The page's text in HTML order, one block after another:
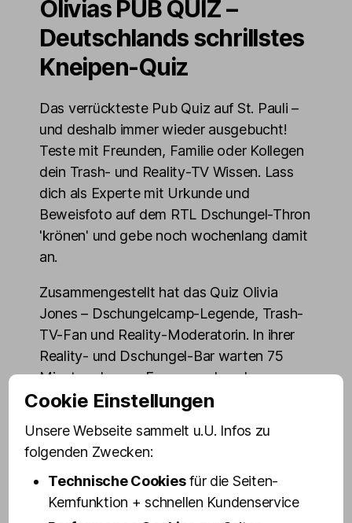
Olivias PUB QUIZ –
Deutschlands schrillstes
Kneipen-Quiz
Das verrückteste Pub Quiz auf St. Pauli –
und deshalb immer wieder ausgebucht!
Teste mit Freunden, Familie oder Kollegen
dein Trash- und Reality-TV Wissen. Lass
dich als Experte mit Urkunde und
Beweisfoto auf dem RTL Dschungel-Thron
'krönen' und gebe noch wochenlang damit
an.
Zusammengestellt hat das Quiz Olivia
Jones – Dschungelcamp-Legende, Trash-
TV-Fan und Reality-Moderatorin. In ihrer
Reality- und Dschungel-Bar warten 75
Minuten dumme Fragen und noch
dümmere Antwortmöglichkeiten auf
Motto ist: Wissen ist Macht, aber
Unwissen macht nichts bzw. alles noch
lustiger. Denn der Spaß steht bei uns im
Vordergrund und am Ende gewinnen alle:
Cookie Einstellungen
Unsere Webseite sammelt u.U. Infos zu
folgenden Zwecken:
Technische Cookiesfür die Seiten-
Kernfunktion + schnellen Kundenservice